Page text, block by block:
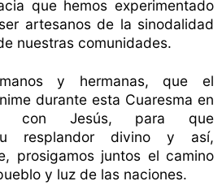
que hemos experimentado
artesanos de la sinodalidad
nuestras comunidades.
y hermanas, que el
durante esta Cuaresma en
con Jesús, para que
resplandor divino y así,
prosigamos juntos el camino
y luz de las naciones.